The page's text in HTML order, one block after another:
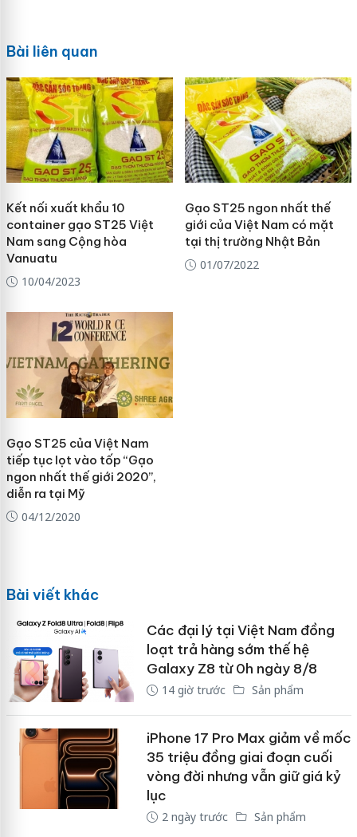
Bài liên quan
Kết nối xuất khẩu 10
container gạo ST25 Việt
Nam sang Cộng hòa
Vanuatu
10/04/2023
Gạo ST25 ngon nhất thế
giới của Việt Nam có mặt
tại thị trường Nhật Bản
01/07/2022
Gạo ST25 của Việt Nam
tiếp tục lọt vào tốp “Gạo
ngon nhất thế giới 2020”,
diễn ra tại Mỹ
04/12/2020
Bài viết khác
Các đại lý tại Việt Nam đồng
loạt trả hàng sớm thế hệ
Galaxy Z8 từ 0h ngày 8/8
14 giờ trước Sản phẩm
iPhone 17 Pro Max giảm về mốc
35 triệu đồng giai đoạn cuối
vòng đời nhưng vẫn giữ giá kỷ
lục
2 ngày trước Sản phẩm